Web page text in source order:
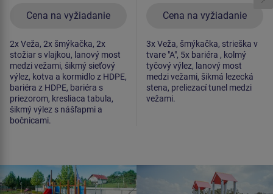
Cena na vyžiadanie
2x Veža, 2x šmýkačka, 2x
stožiar s vlajkou, lanový most
medzi vežami, šikmý sieťový
výlez, kotva a kormidlo z HDPE,
bariéra z HDPE, bariéra s
priezorom, kresliaca tabula,
šikmý výlez s nášľapmi a
bočnicami.
Cena na vyžiadanie
3x Veža, šmýkačka, strieška v
tvare "A", 5x bariéra , kolmý
tyčový výlez, lanový most
medzi vežami, šikmá lezecká
stena, preliezací tunel medzi
vežami.